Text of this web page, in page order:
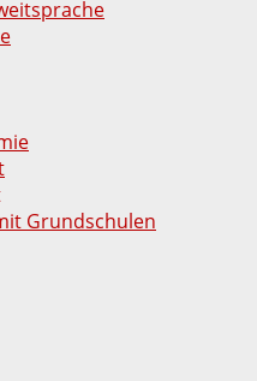
Grundschulen